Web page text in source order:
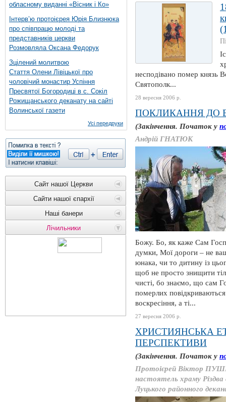
обласному виданні «Вісник і Ко»
Інтерв’ю протоієрея Юрія Близнюка
про співпрацю молоді та
представників церкви
Розмовляла Оксана Федорук
Зцілений молитвою
Стаття Олени Лівіцької про
чоловічий монастир Успіння
Пресвятої Богородиці в с. Сокіл
Рожищанського деканату на сайті
Волинської газети
Усі передруки
Сайт нашої Церкви
Сайти нашої єпархії
Наші банери
Лічильники
несподівано помер князь
Святополк...
28 вересня 2006 р.
ПОКЛИКАННЯ ДО
(Закінчення. Початок у
Андрій ГНАТЮК
Божу. Бо, як каже Сам
думки, Мої дороги – не
юнака, чи то дитину із
щоб не просто знищити
чисті, бо знаємо, що сам
померлих
воскресіння, а ті...
27 вересня 2006 р.
ХРИСТИЯНСЬКА
ПЕРСПЕКТИВИ
(Закінчення. Початок у
Протоієрей Віктор
настоятель храму
Луцького районного